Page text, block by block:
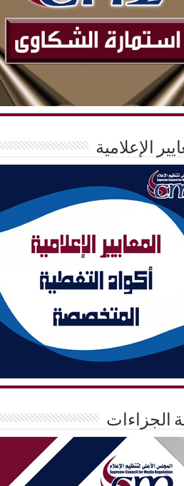
الإعلامية
الجزاءات